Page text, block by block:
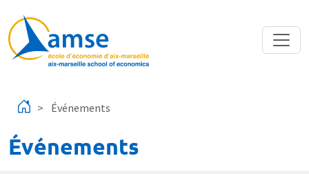
Événements
Événements